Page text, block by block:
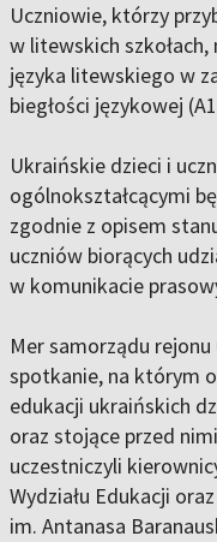
Uczniowie, którzy
w litewskich
języka litewskiego w
biegłości językowej
Ukraińskie dzieci i
ogólnokształcącymi
zgodnie z opisem
uczniów biorących
w komunikacie
Mer samorządu
spotkanie, na którym
edukacji ukraińskich
oraz stojące przed
uczestniczyli
Wydziału Edukacji
im. Antanasa